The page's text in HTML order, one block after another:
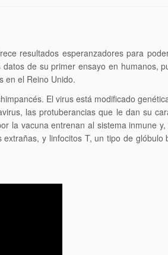
resultados esperanzadores para
de su primer ensayo en humanos,
en el Reino Unido.
El virus está modificado
las protuberancias que le dan su
la vacuna entrenan al sistema inmune
y linfocitos T, un tipo de glóbulo